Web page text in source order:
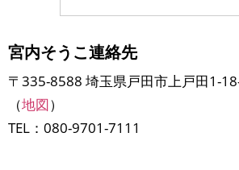
宮内そうこ連絡先
〒335-8588 埼玉県戸田市上戸田1-
（地図）
TEL：080-9701-7111